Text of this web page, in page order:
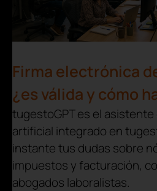
Firma electrónica
¿es válida y cómo
tugestoGPT es el
artificial integrado en
instante tus dudas sobre
impuestos y facturación,
abogados laboralistas.